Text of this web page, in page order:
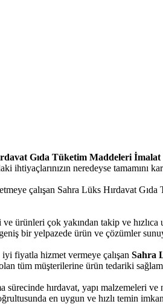
Gıda Tüketim Maddeleri
ihtiyaçlarınızın neredeyse tamamını
çalışan Sahra Lüks Hırdavat
ürünleri çok yakından takip ve
bir yelpazede ürün ve çözümler
fiyatla hizmet vermeye çalışan Sahra
tüm müşterilerine ürün tedariki
hırdavat, yapı malzemeleri
en uygun ve hızlı temin